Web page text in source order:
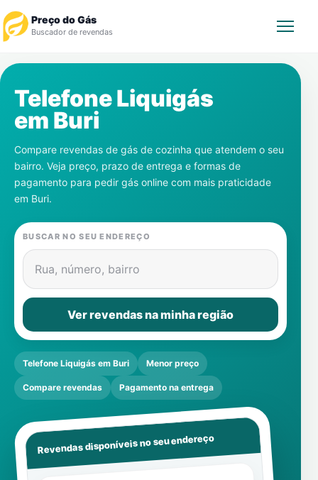
Preço do Gás
Buscador de revendas
Revendedor
Notícias
Cadastre-se
Gás
Contatos
Telefone Liquigás
em Buri
Compare revendas de gás de cozinha que atendem o seu
bairro. Veja preço, prazo de entrega e formas de
pagamento para pedir gás online com mais praticidade
em Buri.
BUSCAR NO SEU ENDEREÇO
Rua, número, bairro
Ver revendas na minha região
Telefone Liquigás em Buri Menor preço
Compare revendas Pagamento na entrega
Revendas disponíveis no seu endereço